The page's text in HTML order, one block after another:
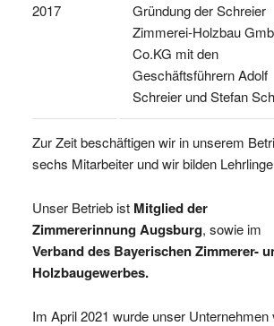
2017
Gründung der Schreier
Zimmerei-Holzbau
Co.KG mit den
Geschäftsführern Adolf
Schreier und Stefan
Zur Zeit beschäftigen wir in unserem
sechs Mitarbeiter und wir bilden
Unser Betrieb ist Mitglied der
Zimmererinnung Augsburg, sowie im
Verband des Bayerischen Zimmerer-
Holzbaugewerbes.
Im April 2021 wurde unser Unternehmen